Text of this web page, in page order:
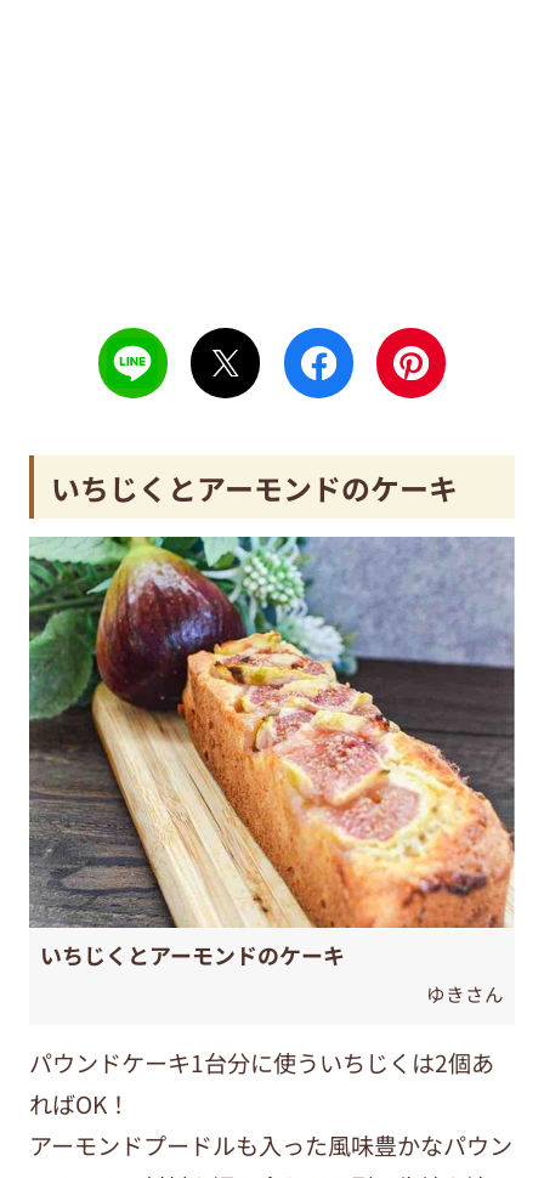
いちじくとアーモンドのケーキ
いちじくとアーモンドのケーキ
ゆきさん
パウンドケーキ1台分に使ういちじくは2個あ
ればOK！
アーモンドプードルも入った風味豊かなパウン